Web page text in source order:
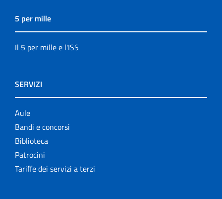
5 per mille
Il 5 per mille e l'ISS
SERVIZI
Aule
Bandi e concorsi
Biblioteca
Patrocini
Tariffe dei servizi a terzi